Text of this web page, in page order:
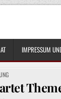
IMPRESSUM